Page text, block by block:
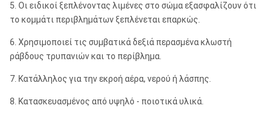
5. Οι ειδικοί ξεπλένοντας λιμένες στο σώμα εξασφαλίζουν ότι
το κομμάτι περιβλημάτων ξεπλένεται επαρκώς.
6. Χρησιμοποιεί τις συμβατικά δεξιά περασμένα κλωστή
ράβδους τρυπανιών και το περίβλημα.
7. Κατάλληλος για την εκροή αέρα, νερού ή λάσπης.
8. Κατασκευασμένος από υψηλό - ποιοτικά υλικά.